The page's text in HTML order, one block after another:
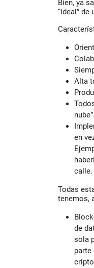
Bien, ya
“ideal”
Alta
nube”.
en
calle.
Todas
tenemos,
de
sola